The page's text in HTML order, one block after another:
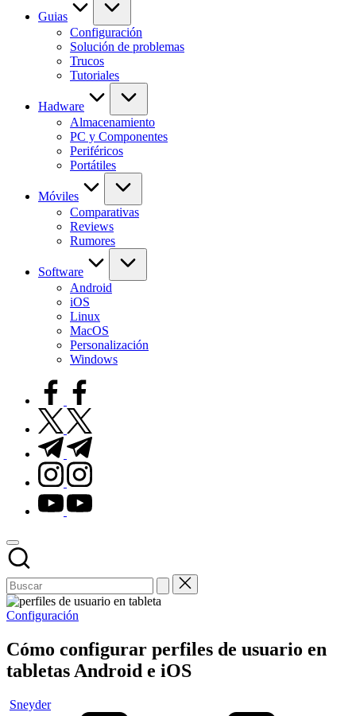
Guias
Configuración
Solución de problemas
Trucos
Tutoriales
Hadware
Almacenamiento
PC y Componentes
Periféricos
Portátiles
Móviles
Comparativas
Reviews
Rumores
Software
Android
iOS
Linux
MacOS
Personalización
Windows
facebook.com
twitter.com
t.me
instagram.com
youtube.com
Publicado
Configuración
Cómo configurar perfiles de usuario en
tabletas Android e iOS
Publicado
Sneyder